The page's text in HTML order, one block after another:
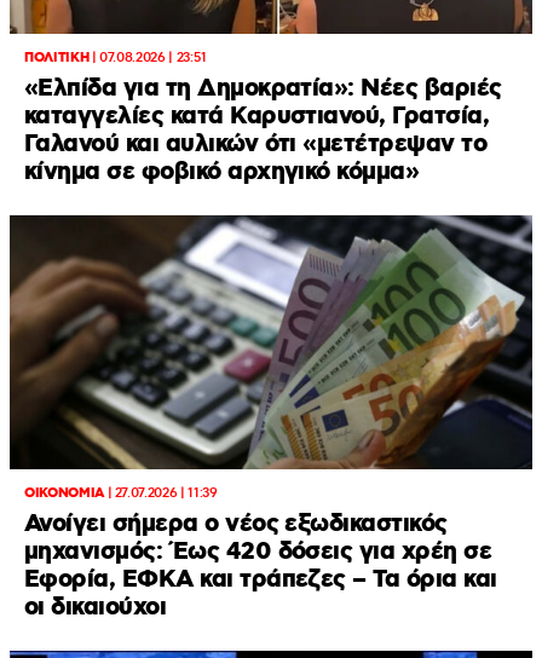
ΠΟΛΙΤΙΚΗ|07.08.2026 | 23:51
«Ελπίδα για τη Δημοκρατία»: Νέες βαριές
καταγγελίες κατά Καρυστιανού, Γρατσία,
Γαλανού και αυλικών ότι «μετέτρεψαν το
κίνημα σε φοβικό αρχηγικό κόμμα»
ΟΙΚΟΝΟΜΙΑ| 27.07.2026 | 11:39
Ανοίγει σήμερα ο νέος εξωδικαστικός
μηχανισμός: Έως 420 δόσεις για χρέη σε
Εφορία, ΕΦΚΑ και τράπεζες – Τα όρια και
οι δικαιούχοι